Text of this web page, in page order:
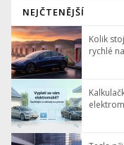
NEJČTENĚJŠÍ
Kolik
rychlé